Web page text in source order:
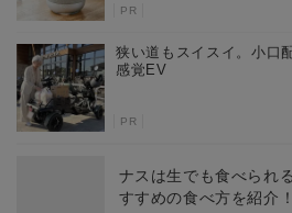
PR
狭い道もスイスイ。小口
感覚EV
PR
ナスは生でも食べられ
すすめの食べ方を紹介！